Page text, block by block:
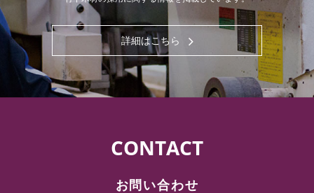
詳細はこちら
CONTACT
お問い合わせ